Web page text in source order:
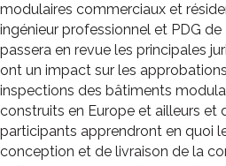
modulaires commerciaux et
ingénieur professionnel et PDG
passera en revue les principales
ont un impact sur les
inspections des bâtiments
construits en Europe et ailleurs et
participants apprendront en quoi
conception et de livraison de la